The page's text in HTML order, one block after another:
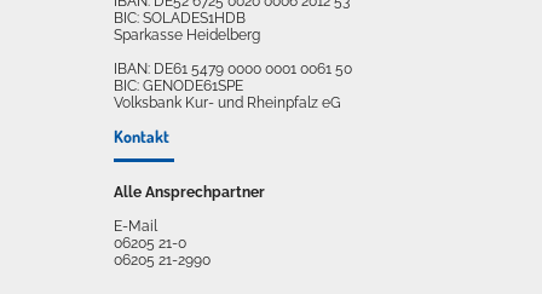
BIC: SOLADES1HDB
Sparkasse Heidelberg
IBAN: DE61 5479 0000 0001 0061 50
BIC: GENODE61SPE
Volksbank Kur- und Rheinpfalz eG
Kontakt
Alle Ansprechpartner
E-Mail
06205 21-0
06205 21-2990